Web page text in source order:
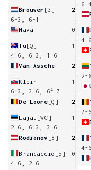
Brouwer [3]
2
6-3, 6-1
Nava
0
Tu [Q]
1
4-6, 6-3, 1-6
Van Assche
2
Klein
1
6-3, 3-6, 64-7
De Loore[Q] 2
Lajal [WC]
1
2-6, 6-3, 3-6
Rodionov [8] 2
Brancaccio [5]
0
4-6, 2-6
6-
4-
2-
7-6
4-